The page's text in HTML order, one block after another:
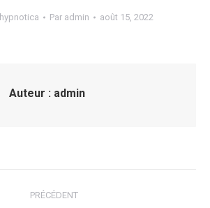
hypnotica Par admin août 15, 2022
Auteur : admin
PRÉCÉDENT